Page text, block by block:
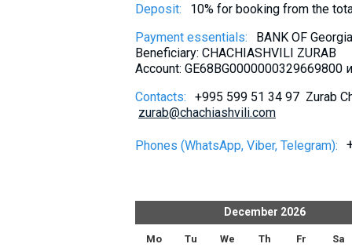
Deposit:
10% for booking from the
Payment essentials:
BANK OF
Beneficiary: CHACHIASHVILI ZURAB
Account: GE68BG0000000329669800
Contacts:
+995 599 51 34 97 Zurab
zurab@chachiashvili.com
Phones (WhatsApp, Viber, Telegram):
December 2026
Mo Tu We Th Fr Sa
Travel reports